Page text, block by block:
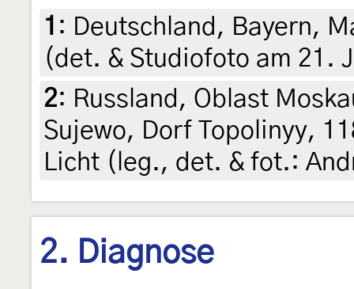
1 : Deutschland, Bayern,
(det. & Studiofoto am 21.
2: Russland, Oblast
Sujewo, Dorf Topolinyy,
Licht (leg., det. & fot.:
2. Diagnose